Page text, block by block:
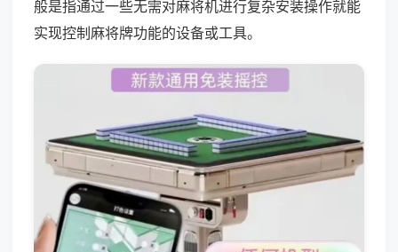
般是指通过一些无需对麻将机进行复杂安装操作就能
实现控制麻将牌功能的设备或工具。